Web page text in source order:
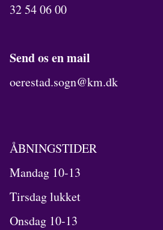
32 54 06 00
Send os en mail
oerestad.sogn@km.dk
ÅBNINGSTIDER
Mandag 10-13
Tirsdag lukket
Onsdag 10-13